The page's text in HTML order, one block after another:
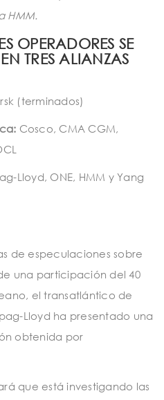
HMM.
OPERADORES SE
TRES ALIANZAS
(terminados)
Cosco, CMA CGM,
Lloyd, ONE, HMM y Yang
de especulaciones sobre
una participación del 40
el transatlántico de
Lloyd ha presentado una
obtenida por
que está investigando las